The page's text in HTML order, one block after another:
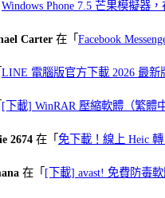
Windows Phone 7.5 芒果模擬器
Carter 在「Facebook
LINE 電腦版官方下載 2026 最新
[下載] WinRAR 壓縮軟體（繁體
2674 在「免下載！線上 Heic 轉
在「 [下載] avast! 免費防毒